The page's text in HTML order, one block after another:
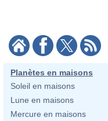
Planètes en maisons
Soleil en maisons
Lune en maisons
Mercure en maisons